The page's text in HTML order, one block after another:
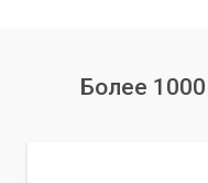
роутера,
параметров,
Тестирование и
Более